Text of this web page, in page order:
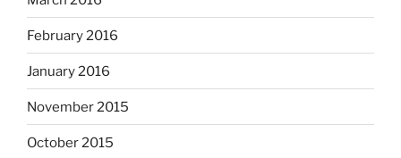
February 2016
January 2016
November 2015
October 2015